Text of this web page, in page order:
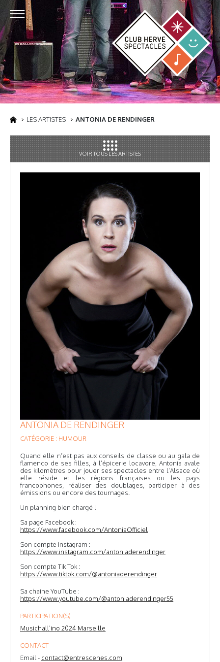
LES ARTISTES ANTONIA DE RENDINGER
VOIR TOUS LES ARTISTES
ANTONIA DE RENDINGER
CATÉGORIE : HUMOUR
Quand elle n’est pas aux conseils de classe ou au gala de
flamenco de ses filles, à l’épicerie locavore, Antonia avale
des kilomètres pour jouer ses spectacles entre l'Alsace où
elle réside et les régions françaises ou les pays
francophones, réaliser des doublages, participer à des
émissions ou encore des tournages.
Un planning bien chargé !
Sa page Facebook :
https://www.facebook.com/AntoniaOfficiel
Son compte Instagram :
https://www.instagram.com/antoniaderendinger
Son compte Tik Tok :
https://www.tiktok.com/@antoniaderendinger
Sa chaine YouTube :
https://www.youtube.com/@antoniaderendinger55
PARTICIPATION(S)
Musichall'ino 2024 Marseille
CONTACT
Email - contact@entrescenes.com